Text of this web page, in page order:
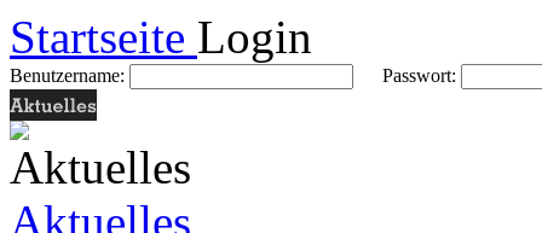
Startseite Login
Benutzername: Passwort:
Aktuelles